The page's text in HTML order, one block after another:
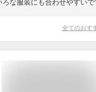
な服装にも合わせやすいで
全てのおす